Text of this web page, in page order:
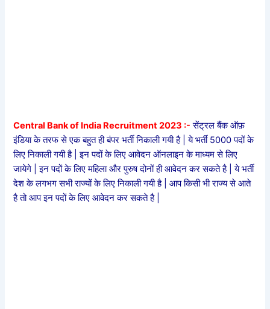
Central Bank of India Recruitment 2023 :- सेंट्रल बैंक ऑफ़
इंडिया के तरफ से एक बहुत ही बंपर भर्ती निकाली गयी है | ये भर्ती 5000 पदों के
लिए निकाली गयी है | इन पदों के लिए आवेदन ऑनलाइन के माध्यम से लिए
जायेगे | इन पदों के लिए महिला और पुरुष दोनों ही आवेदन कर सकते है | ये भर्ती
देश के लगभग सभी राज्यों के लिए निकाली गयी है | आप किसी भी राज्य से आते
है तो आप इन पदों के लिए आवेदन कर सकते है |